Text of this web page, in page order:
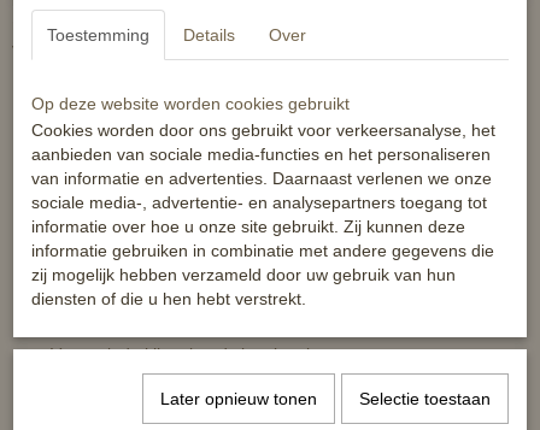
vocht weg. Een hoge uitsnede bij de schoft voor comfort.
Eigenschappen:
Dressuurzadeldek
Ademende sneldrogende stof
Zilveren koord met kristallen accenten aan de achterranden
Goede vorm
Verstevigde klittenband singel en lussen
Toestemming Details Over
Op deze website worden cookies gebruikt
Cookies worden door ons gebruikt voor verkeersanalyse, het
aanbieden van sociale media-functies en het personaliseren
van informatie en advertenties. Daarnaast verlenen we onze
sociale media-, advertentie- en analysepartners toegang tot
informatie over hoe u onze site gebruikt. Zij kunnen deze
informatie gebruiken in combinatie met andere gegevens die
zij mogelijk hebben verzameld door uw gebruik van hun
diensten of die u hen hebt verstrekt.
Later opnieuw tonen Selectie toestaan